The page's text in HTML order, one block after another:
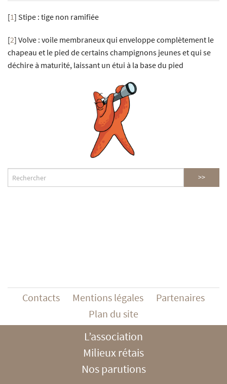
[1] Stipe : tige non ramifiée
[2] Volve : voile membraneux qui enveloppe complètement le
chapeau et le pied de certains champignons jeunes et qui se
déchire à maturité, laissant un étui à la base du pied
Contacts Mentions légales
Partenaires
Plan du site
L’association
Milieux rétais
Nos parutions